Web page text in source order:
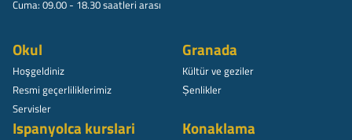
Cuma: 09.00 - 18.30 saatleri arası
Okul
Hoşgeldiniz
Resmi geçerliliklerimiz
Servisler
Granada
Kültür ve geziler
Șenlikler
Ispanyolca kurslari Konaklama